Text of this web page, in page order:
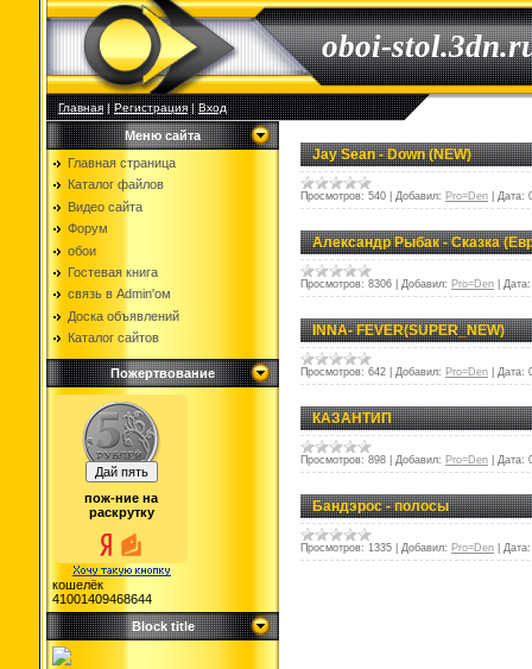
oboi-
Главная|Регистрация|Вход
Меню сайта
Главная страница
Каталог файлов
Видео сайта
Форум
обои
Гостевая книга
связь в Admin'ом
Доска объявлений
Каталог сайтов
Пожертвование
пож-ние на
раскрутку
кошелёк
41001409468644
Block title
Jay Sean - Down (NEW)
Просмотров: 540 Добавил: Pro=Den Дата:
Александр Рыбак - Сказка
Просмотров: 8306 Добавил: Pro=Den Дата:
INNA- FEVER(SUPER_NEW)
Просмотров: 642 Добавил: Pro=Den Дата:
КАЗАНТИП
Просмотров: 898 Добавил: Pro=Den Дата:
Бандэрос - полосы
Просмотров: 1335 Добавил: Pro=Den Дата: